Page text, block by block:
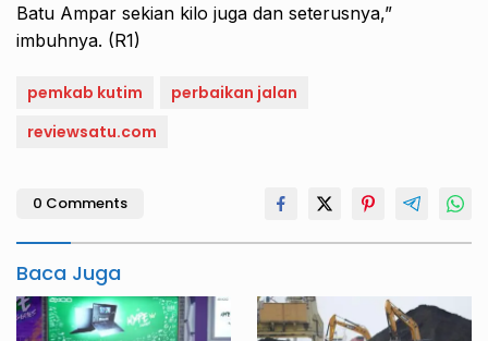
Batu Ampar sekian kilo juga dan seterusnya,”
imbuhnya. (R1)
pemkab kutim
perbaikan jalan
reviewsatu.com
0 Comments
Baca Juga